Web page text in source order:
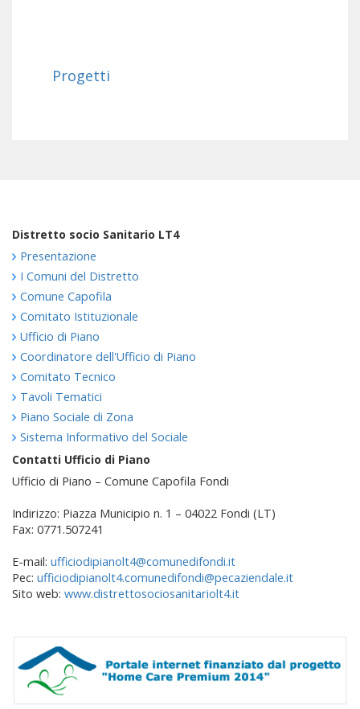
Progetti
Distretto socio Sanitario LT4
Presentazione
I Comuni del Distretto
Comune Capofila
Comitato Istituzionale
Ufficio di Piano
Coordinatore dell'Ufficio di Piano
Comitato Tecnico
Tavoli Tematici
Piano Sociale di Zona
Sistema Informativo del Sociale
Contatti Ufficio di Piano
Ufficio di Piano – Comune Capofila Fondi
Indirizzo: Piazza Municipio n. 1 – 04022 Fondi (LT)
Fax: 0771.507241
E-mail: ufficiodipianolt4@comunedifondi.it
Pec: ufficiodipianolt4.comunedifondi@pecaziendale.it
Sito web: www.distrettosociosanitariolt4.it